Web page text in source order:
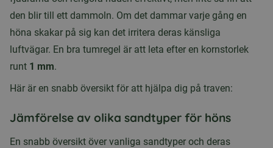
den blir till ett dammoln. Om det dammar varje gång en
höna skakar på sig kan det irritera deras känsliga
luftvägar. En bra tumregel är att leta efter en kornstorlek
runt 1 mm.
Här är en snabb översikt för att hjälpa dig på traven:
Jämförelse av olika sandtyper för höns
En snabb översikt över vanliga sandtyper och deras